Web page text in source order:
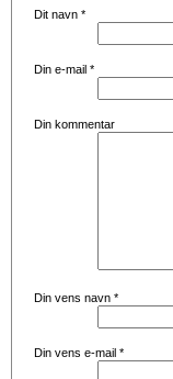
Dit navn *
Din e-mail *
Din kommentar
Din vens navn *
Din vens e-mail *